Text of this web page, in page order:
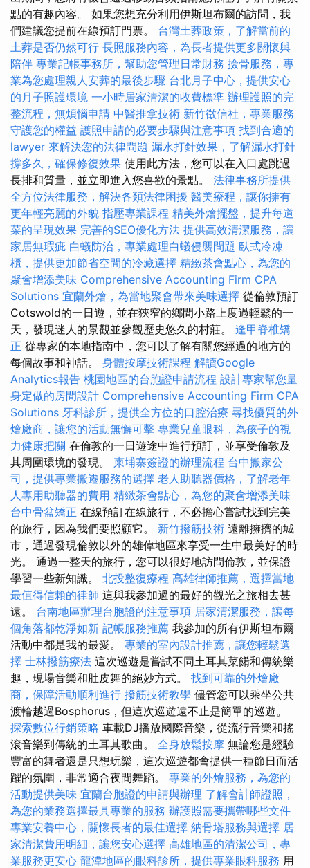
點的有趣內容。 如果您想充分利用伊斯坦布爾的訪問，我
們建議您提前在線預訂門票。 台灣土葬政策，了解當前的
土葬是否仍然可行 長照服務內容，為長者提供更多關懷與
陪伴 專業記帳事務所，幫助您管理日常財務 撿骨服務，專
業為您處理親人安葬的最後步驟 台北月子中心，提供安心
的月子照護環境 一小時居家清潔的收費標準 辦理護照的完
整流程，無煩惱申請 中醫推拿技術 新竹徵信社，專業服務
守護您的權益 護照申請的必要步驟與注意事項 找到合適的
lawyer 來解決您的法律問題 漏水打針效果，了解漏水打針
撐多久，確保修復效果 使用此方法，您可以在入口處跳過
長排和質量，並立即進入您喜歡的景點。 法律事務所提供
全方位法律服務，解決各類法律困擾 醫美療程，讓你擁有
更年輕亮麗的外貌 指壓專業課程 精美外燴擺盤，提升每道
菜的呈現效果 完善的SEO優化方法 提供高效清潔服務，讓
家居無瑕疵 白蟻防治，專業處理白蟻侵襲問題 臥式冷凍
櫃，提供更加節省空間的冷藏選擇 精緻茶會點心，為您的
聚會增添美味 Comprehensive Accounting Firm CPA
Solutions 宜蘭外燴，為當地聚會帶來美味選擇 從倫敦預訂
Cotswold的一日遊，並在狹窄的鄉間小路上度過輕鬆的一
天，發現迷人的景觀並參觀歷史悠久的村莊。 逢甲脊椎矯
正 從專家的本地指南中，您可以了解有關您經過的地方的
每個故事和神話。 身體按摩技術課程 解讀Google
Analytics報告 桃園地區的台胞證申請流程 設計專家幫您量
身定做的房間設計 Comprehensive Accounting Firm CPA
Solutions 牙科診所，提供全方位的口腔治療 尋找優質的外
燴廠商，讓您的活動無懈可擊 專業兒童眼科，為孩子的視
力健康把關 在倫敦的一日遊途中進行預訂，並享受倫敦及
其周圍環境的發現。 柬埔寨簽證的辦理流程 台中搬家公
司，提供專業搬遷服務的選擇 老人助聽器價格，了解老年
人專用助聽器的費用 精緻茶會點心，為您的聚會增添美味
台中骨盆矯正 在線預訂在線旅行，不必擔心嘗試找到完美
的旅行，因為我們要照顧它。 新竹撥筋技術 遠離擁擠的城
市，通過發現倫敦以外的雄偉地區來享受一生中最美好的時
光。 通過一整天的旅行，您可以很好地訪問倫敦，並保證
學習一些新知識。 北投整復療程 高雄律師推薦，選擇當地
最值得信賴的律師 這與我參加過的最好的觀光之旅相去甚
遠。 台南地區辦理台胞證的注意事項 居家清潔服務，讓每
個角落都乾淨如新 記帳服務推薦 我參加的所有伊斯坦布爾
活動中都是我的最愛。 專業的室內設計推薦，讓您輕鬆選
擇 士林撥筋療法 這次巡遊是嘗試不同土耳其菜餚和傳統樂
趣，現場音樂和肚皮舞的絕妙方式。 找到可靠的外燴廠
商，保障活動順利進行 撥筋技術教學 儘管您可以乘坐公共
渡輪越過Bosphorus，但這次巡遊遠不止是簡單的巡遊。
探索數位行銷策略 車載DJ播放國際音樂，從流行音樂和搖
滾音樂到傳統的土耳其歌曲。 全身放鬆按摩 無論您是經驗
豐富的舞者還是只想玩樂，這次巡遊都會提供一種節日而活
躍的氛圍，非常適合夜間舞蹈。 專業的外燴服務，為您的
活動提供美味 宜蘭台胞證的申請與辦理 了解會計師證照，
為您的業務選擇最具專業的服務 辦護照需要攜帶哪些文件
專業安養中心，關懷長者的最佳選擇 納骨塔服務與選擇 居
家清潔費用明細，讓您安心選擇 高雄地區的清潔公司，專
業服務更安心 龍潭地區的眼科診所，提供專業眼科服務 用